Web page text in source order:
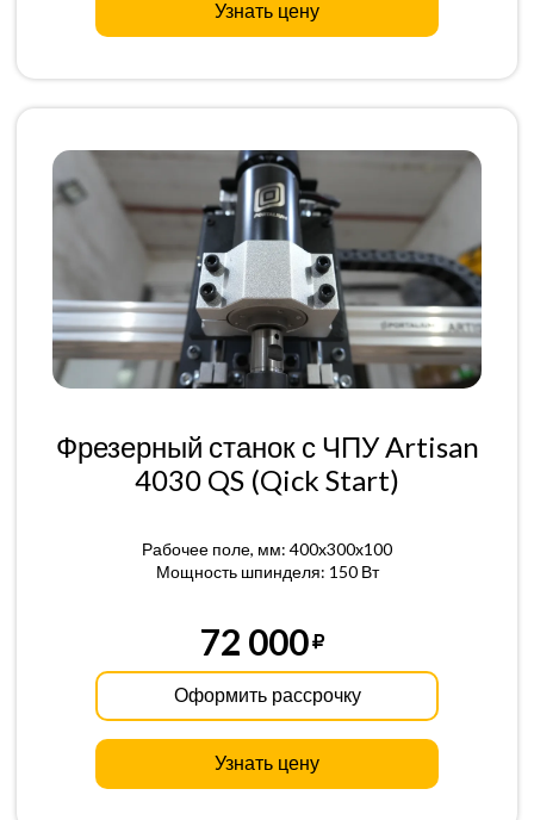
Узнать цену
Фрезерный станок с ЧПУ Artisan
4030 QS (Qick Start)
Рабочее поле, мм: 400x300x100
Мощность шпинделя: 150 Вт
72 000
Оформить рассрочку
Узнать цену